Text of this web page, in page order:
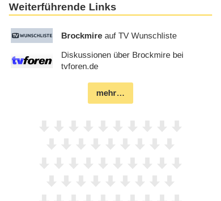
Weiterführende Links
Brockmire auf TV Wunschliste
Diskussionen über Brockmire bei
tvforen.de
mehr…